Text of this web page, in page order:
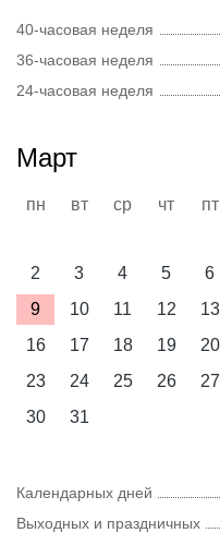
40-часовая неделя
36-часовая неделя
24-часовая неделя
Март
пн вт ср чт пт
2
3 4 5 6
9
10 11 12 13
16
17 18 19 20
23
24 25 26 27
30
31
Календарных дней
Выходных и праздничных